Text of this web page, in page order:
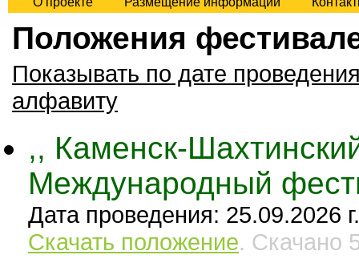
Положения
Показывать по дате
алфавиту
,, Каменск-
Международный
Дата проведения: 25.09.2026 г.
Скачать положение. Скачано